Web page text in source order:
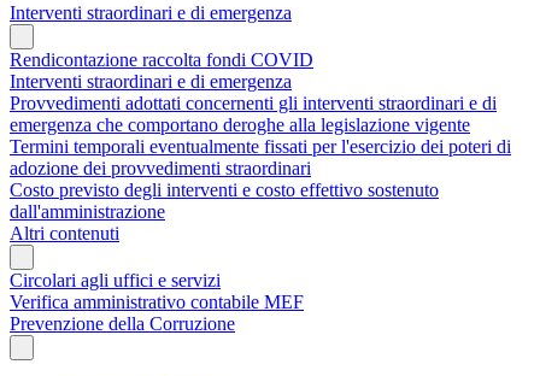
Interventi straordinari e di emergenza
Rendicontazione raccolta fondi COVID
Interventi straordinari e di emergenza
Provvedimenti adottati concernenti gli interventi straordinari e di
emergenza che comportano deroghe alla legislazione vigente
Termini temporali eventualmente fissati per l'esercizio dei poteri di
adozione dei provvedimenti straordinari
Costo previsto degli interventi e costo effettivo sostenuto
dall'amministrazione
Altri contenuti
Circolari agli uffici e servizi
Verifica amministrativo contabile MEF
Prevenzione della Corruzione